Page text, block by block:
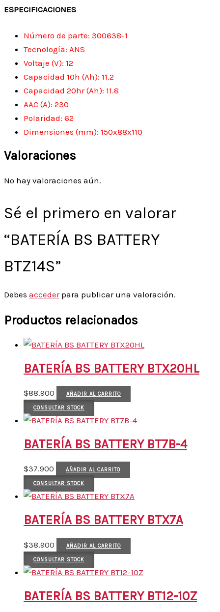
ESPECIFICACIONES
Número de parte: 300638-1
Tecnología: ANS
Voltaje (V): 12
Capacidad 10h (Ah): 11.2
Capacidad 20hr (Ah): 11.8
AAC (A): 230
Polaridad: 62
Dimensiones (mm): 150x88x110
Valoraciones
No hay valoraciones aún.
Sé el primero en valorar
“BATERÍA BS BATTERY
BTZ14S”
Debes accederpara publicar una valoración.
Productos relacionados
BATERÍA BS BATTERY BTX20HL
$88.900 AÑADIR AL CARRITO
CONSULTAR STOCK
BATERÍA BS BATTERY BT7B-4
$37.900 AÑADIR AL CARRITO
CONSULTAR STOCK
BATERÍA BS BATTERY BTX7A
$38.900 AÑADIR AL CARRITO
CONSULTAR STOCK
BATERÍA BS BATTERY BT12-10Z